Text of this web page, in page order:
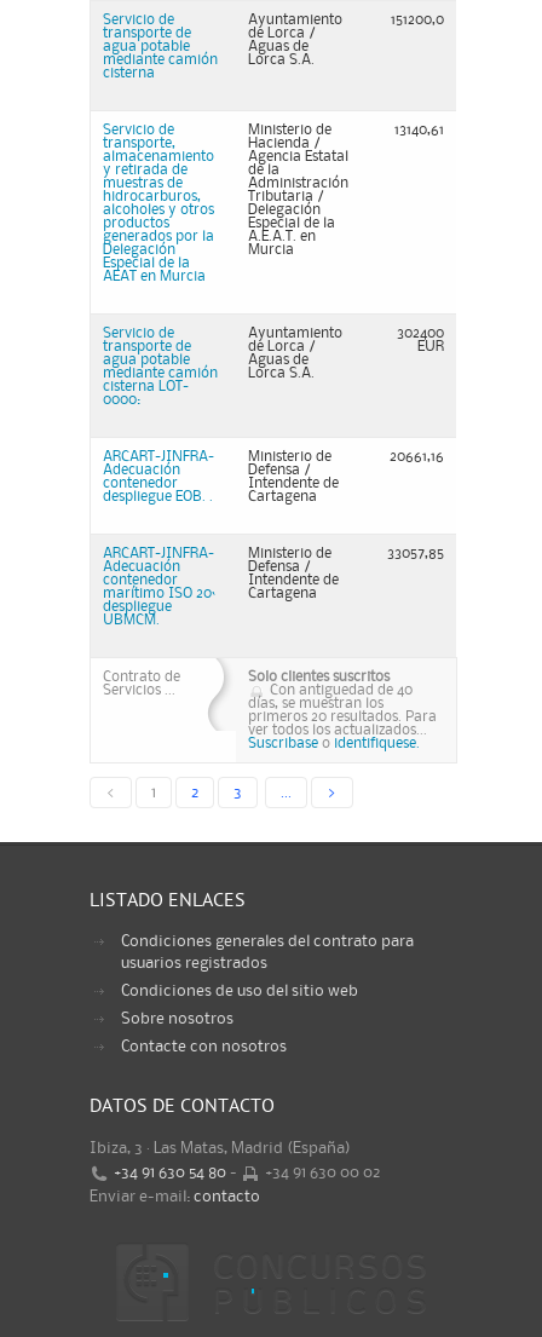
Servicio de
transporte de
agua potable
mediante camión
cisterna
Ayuntamiento
de Lorca /
Aguas de
Lorca S.A.
151200,0
Servicio de
transporte,
almacenamiento
y retirada de
muestras de
hidrocarburos,
alcoholes y otros
productos
generados por la
Delegación
Especial de la
AEAT en Murcia
Ministerio de
Hacienda /
Agencia Estatal
de la
Administración
Tributaria /
Delegación
Especial de la
A.E.A.T. en
Murcia
13140,61
Servicio de
transporte de
agua potable
mediante camión
cisterna LOT-
0000:
Ayuntamiento
de Lorca /
Aguas de
Lorca S.A.
302400
EUR
ARCART-JINFRA-
Adecuación
contenedor
despliegue EOB. .
Ministerio de
Defensa /
Intendente de
Cartagena
20661,16
ARCART-JINFRA-
Adecuación
contenedor
marítimo ISO 20`
despliegue
UBMCM.
Ministerio de
Defensa /
Intendente de
Cartagena
33057,85
Contrato de
Servicios ...
Solo clientes suscritos
Con antiguedad de 40
días, se muestran los
primeros 20 resultados. Para
ver todos los actualizados...
Suscribase o identifiquese.
< 1 2 3 >
LISTADO ENLACES
Condiciones generales del contrato para
usuarios registrados
Condiciones de uso del sitio web
Sobre nosotros
Contacte con nosotros
DATOS DE CONTACTO
Ibiza, 3 · Las Matas, Madrid (España)
+34 91 630 54 80 -
+34 91 630 00 02
Enviar e-mail: contacto